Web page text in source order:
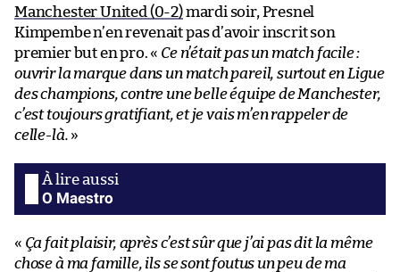
Manchester United (0-2)mardi soir, Presnel
Kimpembe n’en revenait pas d’avoir inscrit son
premier but en pro. « Ce n’était pas un match facile :
ouvrir la marque dans un match pareil, surtout en Ligue
des champions, contre une belle équipe de Manchester,
c’est toujours gratifiant, et je vais m’en rappeler de
celle-là. »
O Maestro
« Ça fait plaisir, après c’est sûr que j’ai pas dit la même
chose à ma famille, ils se sont foutus un peu de ma